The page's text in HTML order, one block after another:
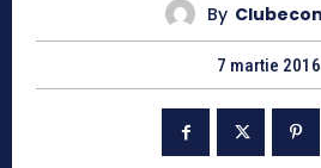
By
7 martie 2016